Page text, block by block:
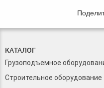
КАТАЛОГ
Грузоподъемное
Строительное оборудование